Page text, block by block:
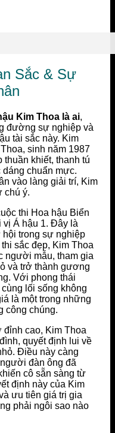
Sắc & Sự
Kim Thoa là ai,
đường sự nghiệp và
tài sắc này. Kim
sinh năm 1987
khiết, thanh tú
chuẩn mực.
vào làng giải trí, Kim
chú ý.
thi Hoa hậu Biển
vị Á hậu 1. Đây là
trong sự nghiệp
sắc đẹp, Kim Thoa
người mẫu, tham gia
và trở thành gương
Với phong thái
lối sống không
là một trong những
công chúng.
cao, Kim Thoa
quyết định lui về
Điều này càng
đàn ông đã
cô sẵn sàng từ
định này của Kim
ưu tiên giá trị gia
phải ngôi sao nào